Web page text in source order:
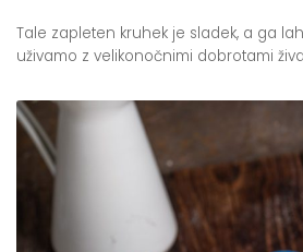
Tale zapleten kruhek je sladek, a ga
uživamo z velikonočnimi dobrotami